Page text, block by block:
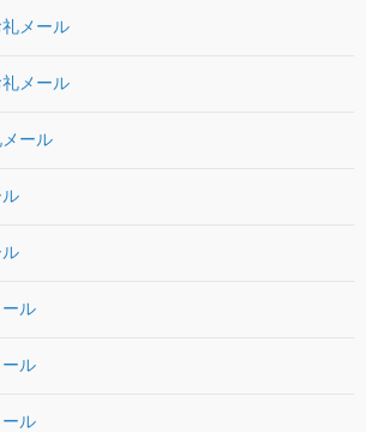
メール
メール
ール
ル
ル
ル